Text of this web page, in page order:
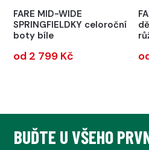
FARE MID-WIDE
SPRINGFIELDKY celoroční
boty bíle
od 2 799 Kč
BUĎTE U VŠEHO